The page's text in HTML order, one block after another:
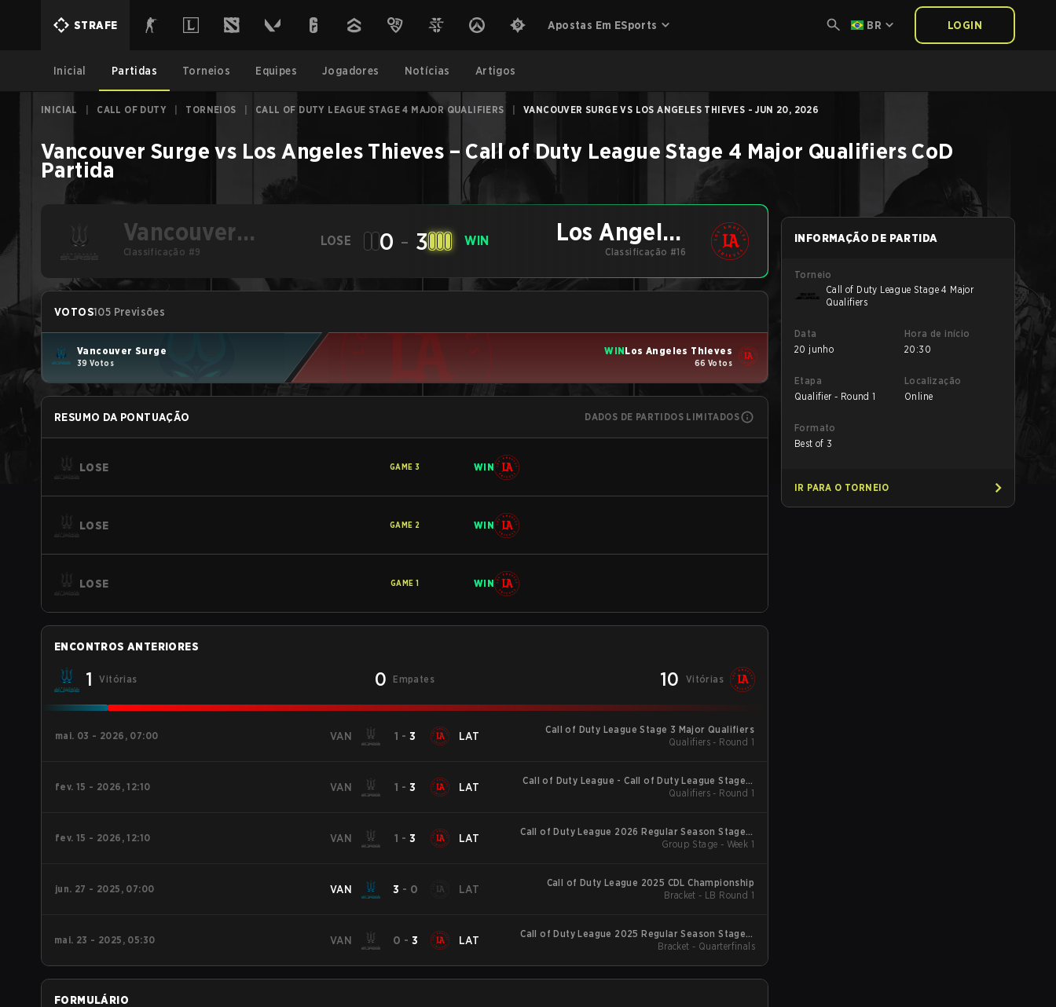
STRAFE Apostas Em ESports BR LOGIN
Inicial Partidas Torneios Equipes Jogadores Notícias Artigos
INICIAL CALL OF DUTY TORNEIOS CALL OF DUTY LEAGUE STAGE 4 MAJOR QUALIFIERS VANCOUVER SURGE VS LOS ANGELES THIEVES - JUN 20, 2026
Vancouver Surge vs Los Angeles Thieves – Call of Duty League Stage 4 Major Qualifiers CoD
Partida
Vancouver
Surge
Classificação #9
LOSE 0 - 3 WIN
Los Angeles
Thieves
Classificação #16
VOTOS105 Previsões
Vancouver Surge
39 Votos
WINLos Angeles Thieves
66 Votos
RESUMO DA PONTUAÇÃO DADOS DE PARTIDOS LIMITADOS
LOSE GAME 3 WIN
LOSE GAME 2 WIN
LOSE GAME 1 WIN
ENCONTROS ANTERIORES
1 Vitórias 0 Empates 10 Vitórias
mai. 03 - 2026, 07:00 VAN 1 -3 LAT
Call of Duty League Stage 3 Major Qualifiers
Qualifiers - Round 1
fev. 15 - 2026, 12:10 VAN 1 -3 LAT
Call of Duty League - Call of Duty League Stage 2
Major Qualifiers
Qualifiers - Round 1
fev. 15 - 2026, 12:10 VAN 1 -3 LAT
Call of Duty League 2026 Regular Season Stage 2
Qualifiers
Group Stage - Week 1
jun. 27 - 2025, 07:00 VAN 3 - 0 LAT
Call of Duty League 2025 CDL Championship
Bracket - LB Round 1
mai. 23 - 2025, 05:30 VAN 0 - 3 LAT
Call of Duty League 2025 Regular Season Stage 4
Major
Bracket - Quarterfinals
FORMULÁRIO
INFORMAÇÃO DE PARTIDA
Torneio
Call of Duty League Stage 4 Major
Qualifiers
Data
20 junho
Hora de início
20:30
Etapa
Qualifier - Round 1
Localização
Online
Formato
Best of 3
IR PARA O TORNEIO